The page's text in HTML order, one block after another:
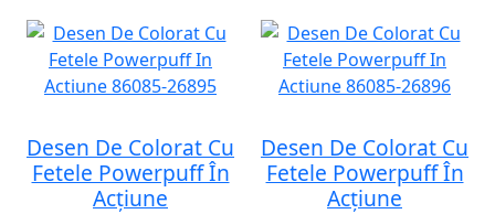
Desen De Colorat Cu
Fetele Powerpuff În
Acțiune
Desen De Colorat Cu
Fetele Powerpuff În
Acțiune